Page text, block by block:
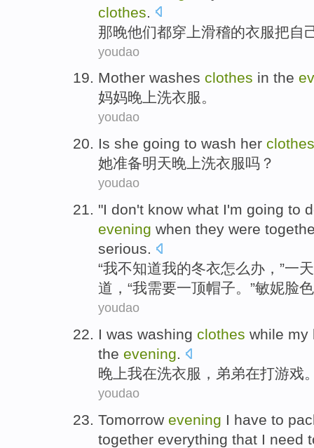
clothes
那晚他们都穿上滑稽的衣服把自
youdao
Mother washes clothes in the
妈妈晚上洗衣服。
youdao
Is she going to wash her clothes
她准备明天晚上洗衣服吗？
youdao
"I don't know what I'm going to
evening when they were
serious.
“我不知道我的冬衣怎么办 ，”一
道 ，“我需要一顶帽子。”敏妮脸色
youdao
I was washing clothes while my
the evening.
晚上我在洗衣服 ， 弟弟在打游戏
youdao
Tomorrow evening I have to
together everything that I need